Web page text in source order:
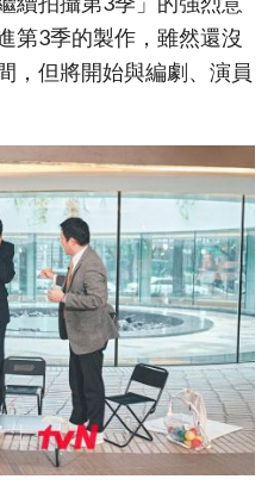
第3季的製作，雖然還沒
，但將開始與編劇、演員